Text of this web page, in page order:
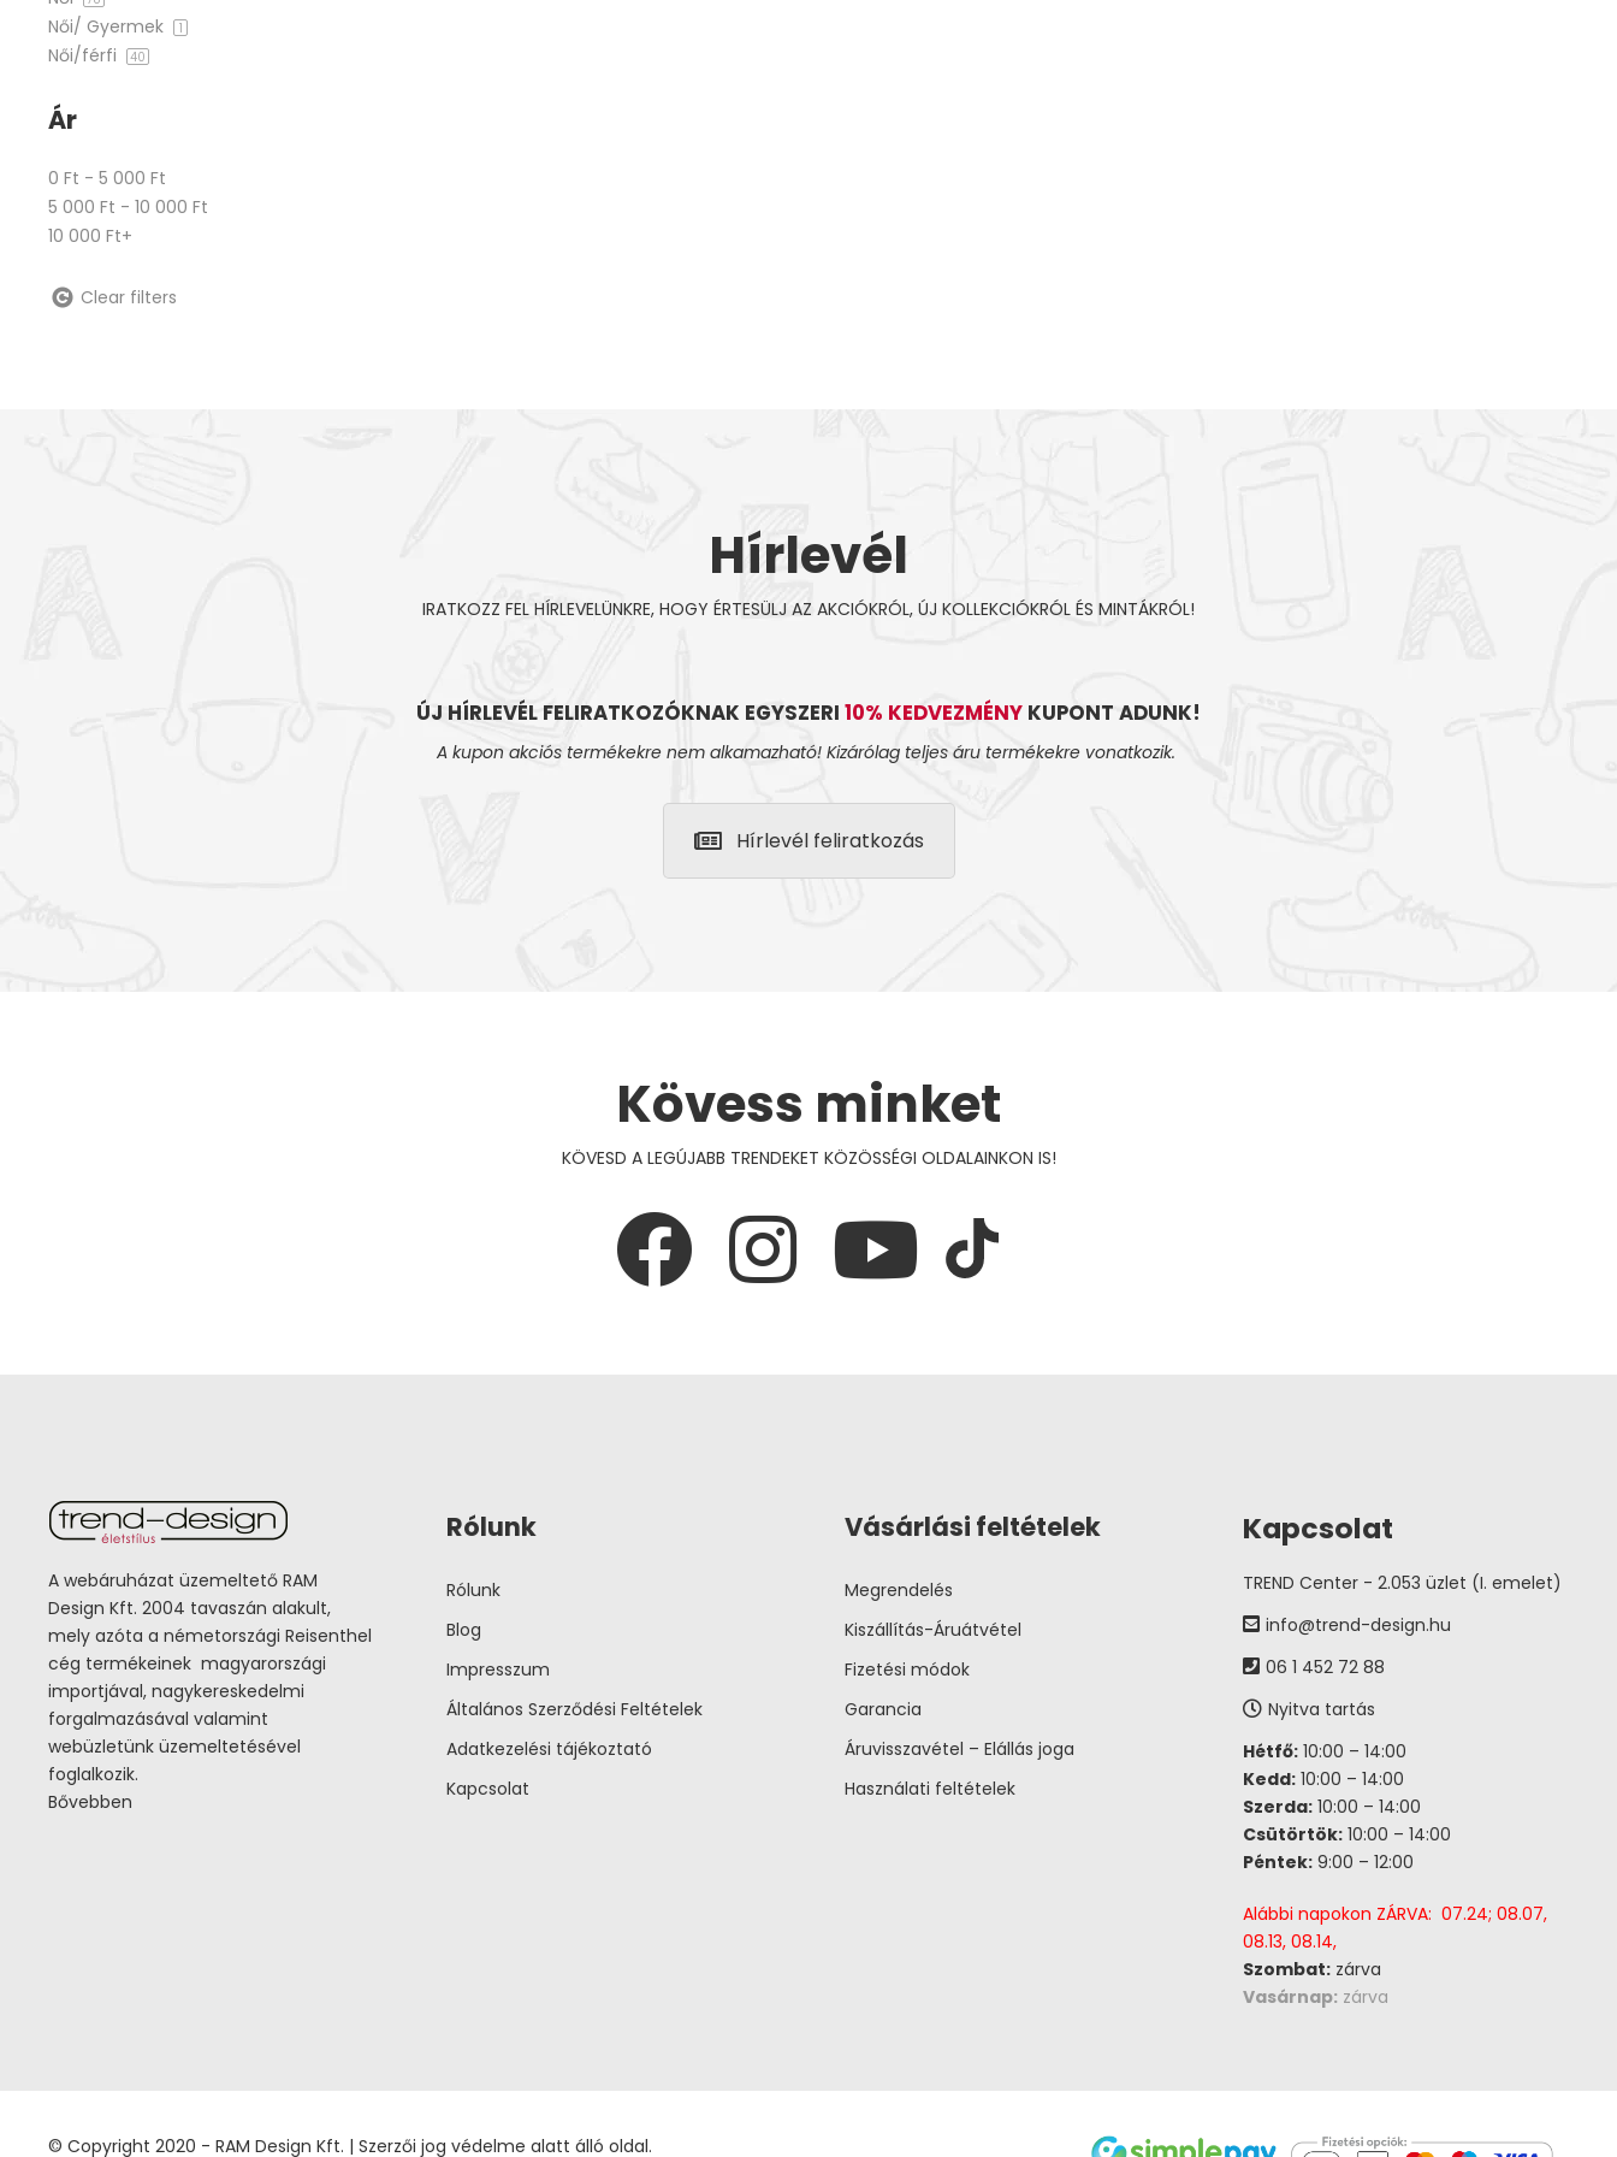
Női/ Gyermek 1
Női/férfi 40
Ár
0 Ft - 5 000 Ft
5 000 Ft - 10 000 Ft
10 000 Ft+
Clear filters
Hírlevél
IRATKOZZ FEL HÍRLEVELÜNKRE, HOGY ÉRTESÜLJ AZ AKCIÓKRÓL, ÚJ KOLLEKCIÓKRÓL ÉS MINTÁKRÓL!
ÚJ HÍRLEVÉL FELIRATKOZÓKNAK EGYSZERI 10% KEDVEZMÉNY KUPONT ADUNK!
A kupon akciós termékekre nem alkamazható! Kizárólag teljes áru termékekre vonatkozik.
Hírlevél feliratkozás
Kövess minket
KÖVESD A LEGÚJABB TRENDEKET KÖZÖSSÉGI OLDALAINKON IS!
A webáruházat üzemeltető RAM
Design Kft. 2004 tavaszán alakult,
mely azóta a németországi Reisenthel
cég termékeinek magyarországi
importjával, nagykereskedelmi
forgalmazásával valamint
webüzletünk üzemeltetésével
foglalkozik.
Bővebben
Rólunk
Rólunk
Blog
Impresszum
Általános Szerződési Feltételek
Adatkezelési tájékoztató
Kapcsolat
Vásárlási feltételek
Megrendelés
Kiszállítás-Áruátvétel
Fizetési módok
Garancia
Áruvisszavétel – Elállás joga
Használati feltételek
Kapcsolat
TREND Center - 2.053 üzlet (I. emelet)
info@trend-design.hu
06 1 452 72 88
Nyitva tartás
Hétfő: 10:00 – 14:00
Kedd: 10:00 – 14:00
Szerda: 10:00 – 14:00
Csütörtök: 10:00 – 14:00
Péntek: 9:00 – 12:00
Alábbi napokon ZÁRVA: 07.24; 08.07,
08.13, 08.14,
Szombat: zárva
Vasárnap: zárva
© Copyright 2020 - RAM Design Kft. | Szerzői jog védelme alatt álló oldal.